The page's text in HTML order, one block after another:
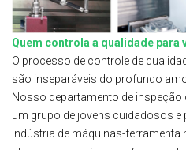
Quem controla a qualidade para
O processo de controle de
são inseparáveis do profundo
Nosso departamento de
um grupo de jovens cuidadosos e
indústria de máquinas-ferramenta